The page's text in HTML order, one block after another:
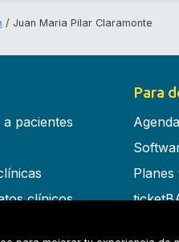
Juan Maria Pilar Claramonte
pacientes
clínicos
Para
Planes